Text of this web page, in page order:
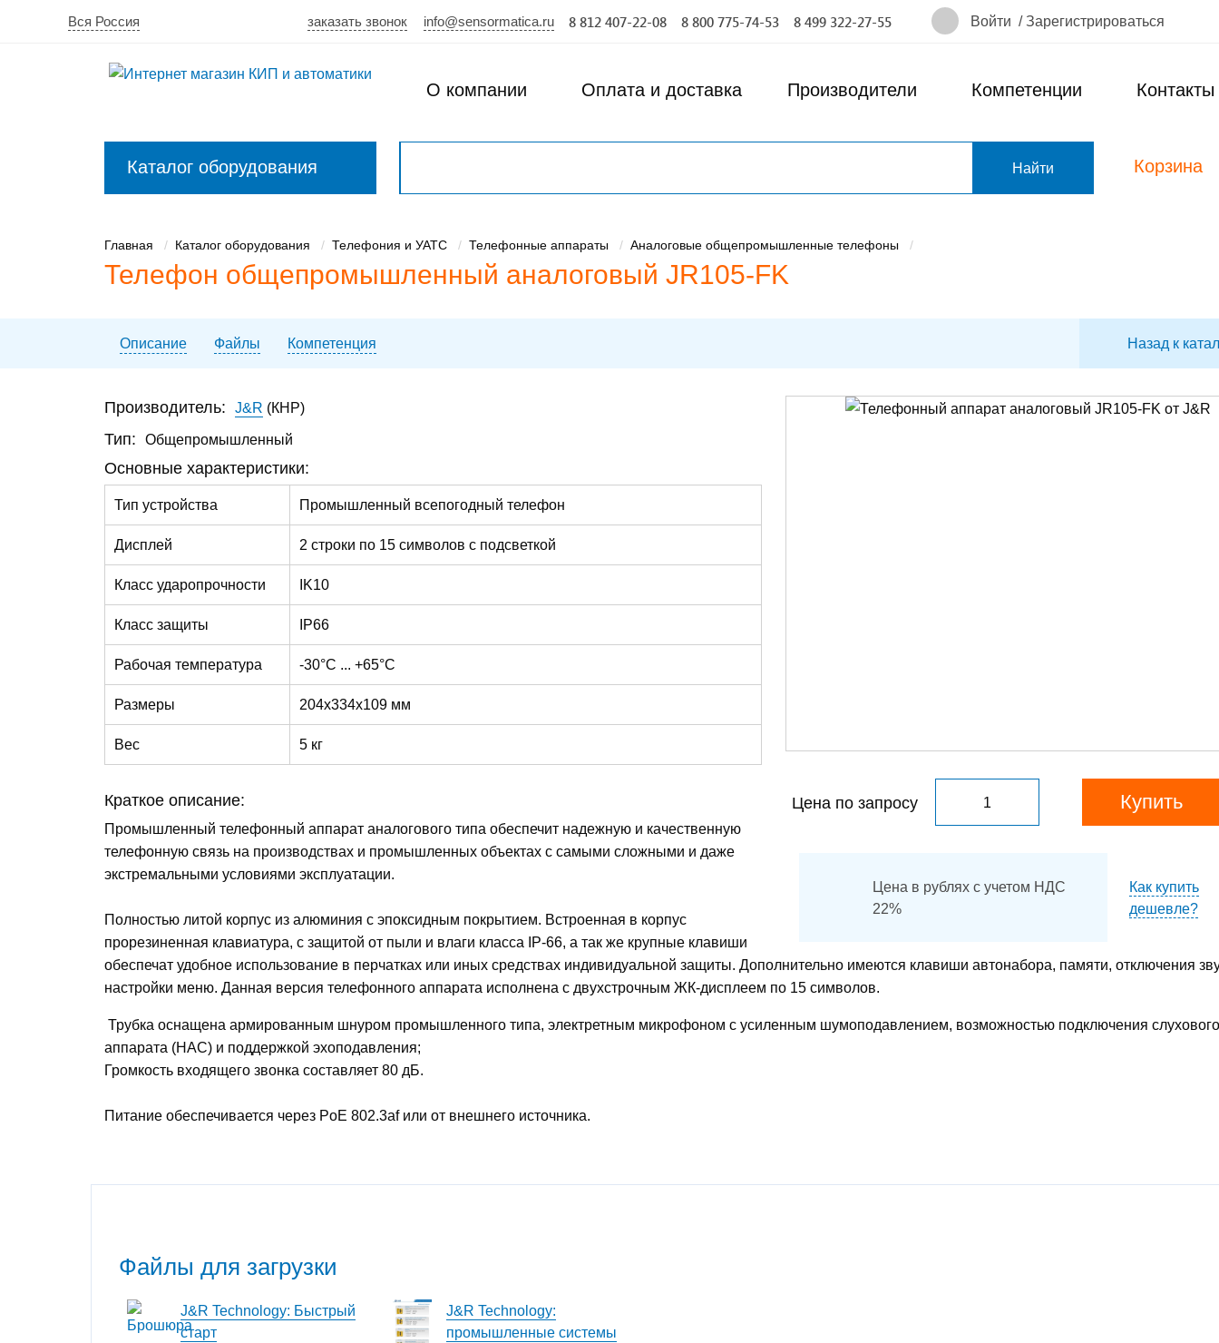
Вся Россия заказать звонок info@sensormatica.ru 8 812 407-22-08 8 800 775-74-53 8 499 322-27-55 Войти /Зарегистрироваться
О компании Оплата и доставка Производители Компетенции Контакты
Каталог оборудования Корзина
Главная Каталог оборудования Телефония и УАТС Телефонные аппараты Аналоговые общепромышленные телефоны
Телефон общепромышленный аналоговый JR105-FK
Описание Файлы Компетенция Назад к
Цена по запросу Купить
Цена в рублях с учетом НДС
22%
Как купить
дешевле?
Производитель: J&R (КНР)
Тип: Общепромышленный
Основные характеристики:
Тип устройства Промышленный всепогодный телефон
Дисплей 2 строки по 15 символов с подсветкой
Класс ударопрочности IK10
Класс защиты IP66
Рабочая температура -30°C ... +65°C
Размеры 204x334x109 мм
Вес 5 кг
Краткое описание:
Промышленный телефонный аппарат аналогового типа обеспечит надежную и качественную
телефонную связь на производствах и промышленных объектах с самыми сложными и даже
экстремальными условиями эксплуатации.
Полностью литой корпус из алюминия с эпоксидным покрытием. Встроенная в корпус
прорезиненная клавиатура, с защитой от пыли и влаги класса IP-66, а так же крупные клавиши
обеспечат удобное использование в перчатках или иных средствах индивидуальной защиты. Дополнительно имеются клавиши автонабора, памяти, отключения
настройки меню. Данная версия телефонного аппарата исполнена с двухстрочным ЖК-дисплеем по 15 символов.
Трубка оснащена армированным шнуром промышленного типа, электретным микрофоном с усиленным шумоподавлением, возможностью подключения слухового
аппарата (НАС) и поддержкой эхоподавления;
Громкость входящего звонка составляет 80 дБ.
Питание обеспечивается через PoE 802.3af или от внешнего источника.
Файлы для загрузки
J&R Technology: Быстрый
старт
J&R Technology:
промышленные системы